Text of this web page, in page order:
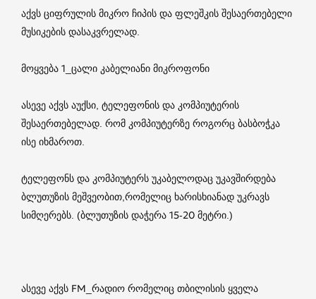
აქვს ციფრულის მიკრო ჩიპის და ფლეშკის შესაერთებელი
მუსიკების დასაკვრელად.
მოყვება 1_ცალი კაბელიანი მიკროფონი
ასევე აქვს აუქსი, ტელეფონის და კომპიუტერის
შესაერთებელად. რომ კომპიუტერზე როგორც ბასბოჭკა
ისე იხმაროთ.
ტელეფონს და კომპიუტერს უკაბელოდაც უკავშირდება
ბლუთუზის მეშვეობით,რომელიც ხარისხიანად უკრავს
სიმღერებს. (ბლუთუზის დაჭერა 15-20 მეტრი.)
ასევე აქვს FM_რადიო რომელიც თბილისის ყველა